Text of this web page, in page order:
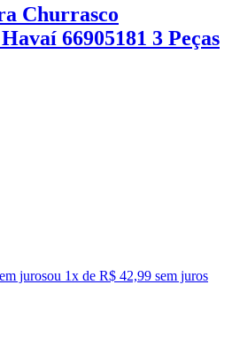
Churrasco
66905181 3 Peças
jurosou 1x de R$ 42,99 sem juros